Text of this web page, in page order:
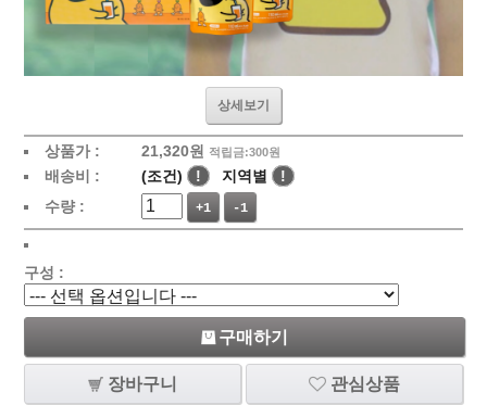
상세보기
상품가 : 21,320원 적립금:300원
배송비 : (조건) ! 지역별
!
수량 :
+1 -1
구성 :
구매하기
장바구니 관심상품